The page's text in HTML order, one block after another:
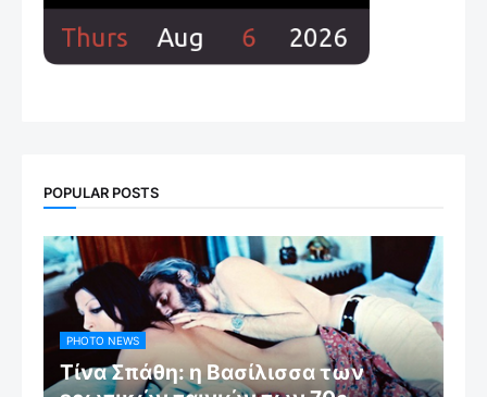
POPULAR POSTS
PHOTO NEWS
Τίνα Σπάθη: η Βασίλισσα των